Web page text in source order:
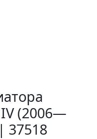
(2006—
37518